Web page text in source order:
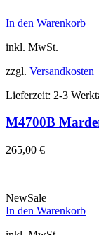
In den Warenkorb
inkl. MwSt.
zzgl. Versandkosten
Lieferzeit: 2-3
M4700B
265,00 €
NewSale
In den Warenkorb